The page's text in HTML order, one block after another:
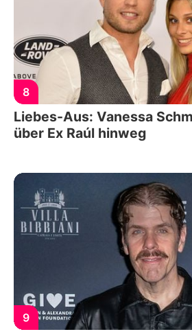
8
Liebes-Aus: Vanessa
über Ex Raúl hinweg
9